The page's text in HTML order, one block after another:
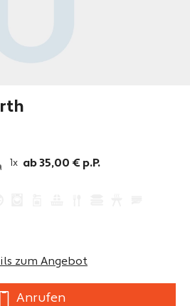
1x ab 35,00 € p.P.
zum Angebot
Anrufen